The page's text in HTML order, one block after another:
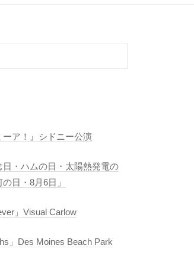
ーア！』シドニー公演
日・ハムの日・太陽熱発電の
日・8月6日」
」Visual Carlow
」Des Moines Beach Park